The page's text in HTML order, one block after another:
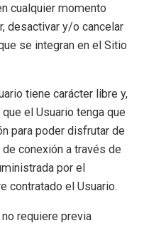
cualquier momento
desactivar y/o cancelar
se integran en el Sitio
tiene carácter libre y,
el Usuario tenga que
para poder disfrutar de
conexión a través de
por el
contratado el Usuario.
requiere previa